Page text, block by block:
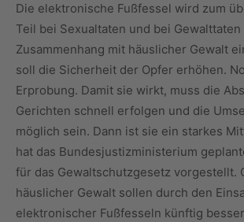
Die elektronische Fußfessel wird zum
Teil bei Sexualtaten und bei Gewalttaten
Zusammenhang mit häuslicher Gewalt
soll die Sicherheit der Opfer erhöhen.
Erprobung. Damit sie wirkt, muss die
Gerichten schnell erfolgen und die
möglich sein. Dann ist sie ein starkes
hat das Bundesjustizministerium
für das Gewaltschutzgesetz vorgestellt.
häuslicher Gewalt sollen durch den
elektronischer Fußfesseln künftig